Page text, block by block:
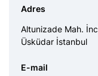
Adres
Altunizade Mah.
Üsküdar İstanbul
E-mail